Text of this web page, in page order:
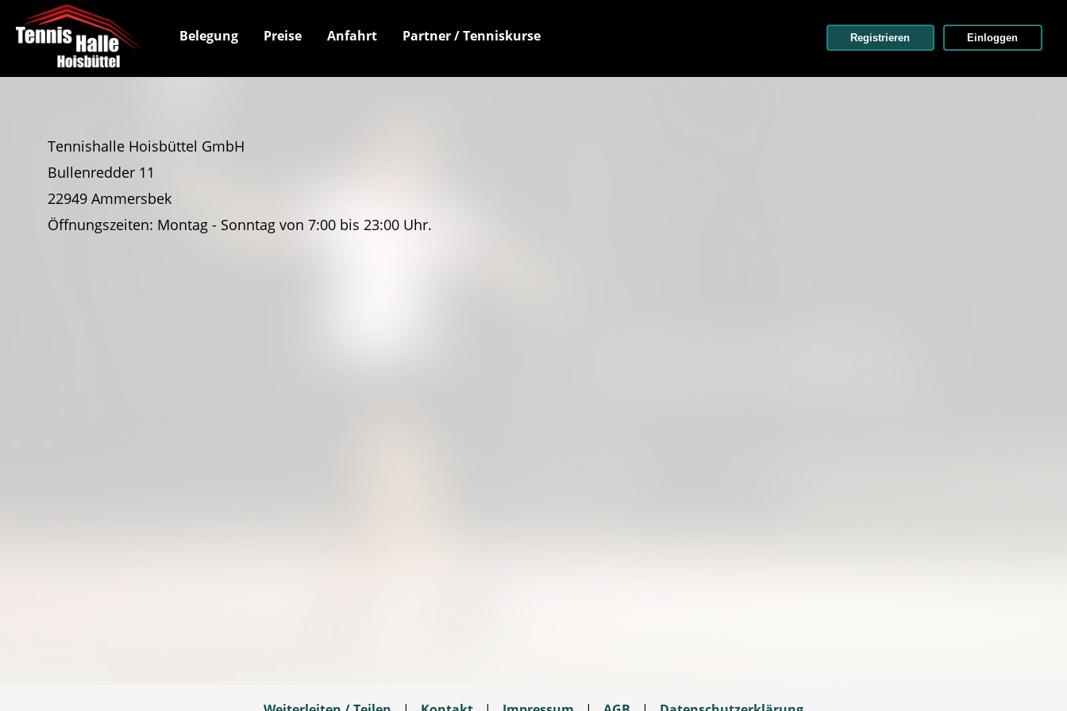
Belegung Preise Anfahrt Partner / Tenniskurse Registrieren Einloggen
Tennishalle Hoisbüttel GmbH
Bullenredder 11
22949 Ammersbek
Öffnungszeiten: Montag - Sonntag von 7:00 bis 23:00 Uhr.